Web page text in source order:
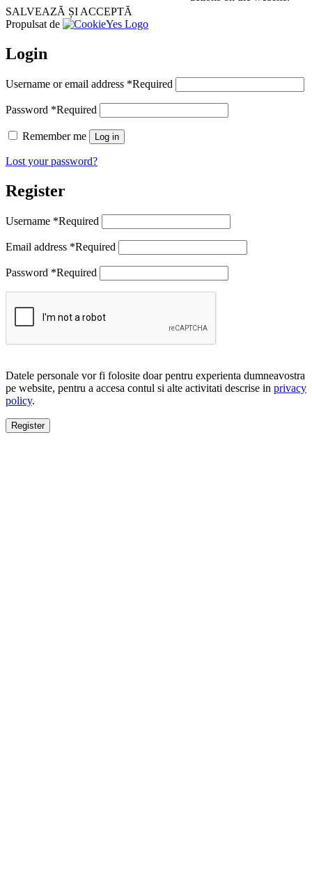
SALVEAZĂ ȘI ACCEPTĂ
Propulsat de
Login
Username or email address *Required
Password *Required
Remember me Log in
Lost your password?
Register
Username *Required
Email address *Required
Password *Required
Datele personale vor fi folosite doar pentru experienta dumneavostra
pe website, pentru a accesa contul si alte activitati descrise in privacy
policy.
Register